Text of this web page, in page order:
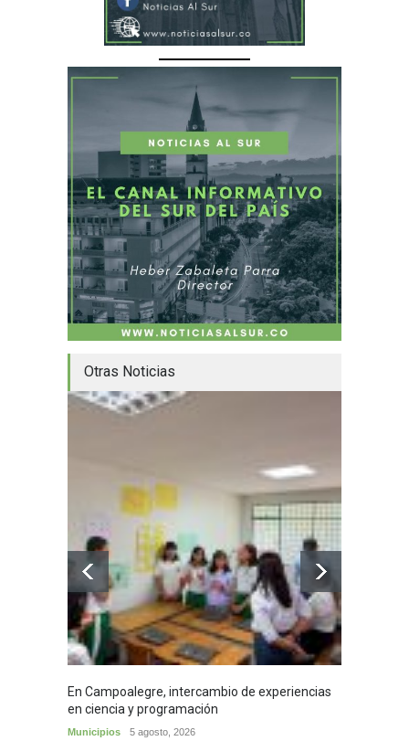
Otras Noticias
En Campoalegre, intercambio de experiencias
en ciencia y programación
Municipios 5 agosto, 2026